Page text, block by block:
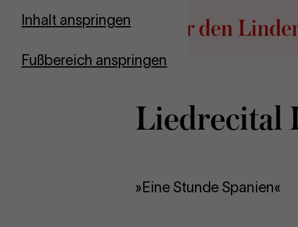
Inhalt anspringen
Fußbereich anspringen
Zur Startseite
Liedre­ci­tal
»Eine Stunde Spanien«